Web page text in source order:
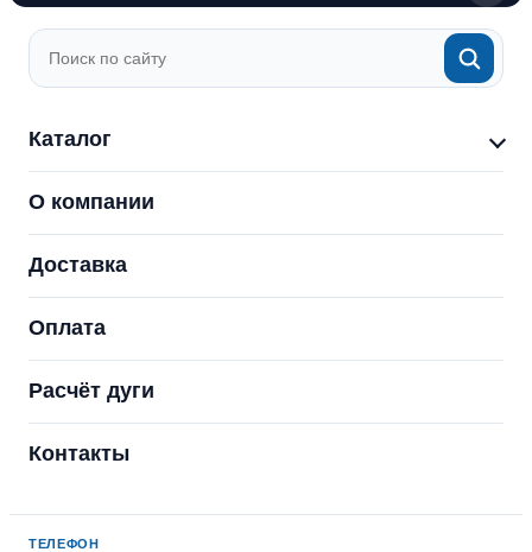
Каталог
О компании
Доставка
Оплата
Расчёт дуги
Контакты
ТЕЛЕФОН